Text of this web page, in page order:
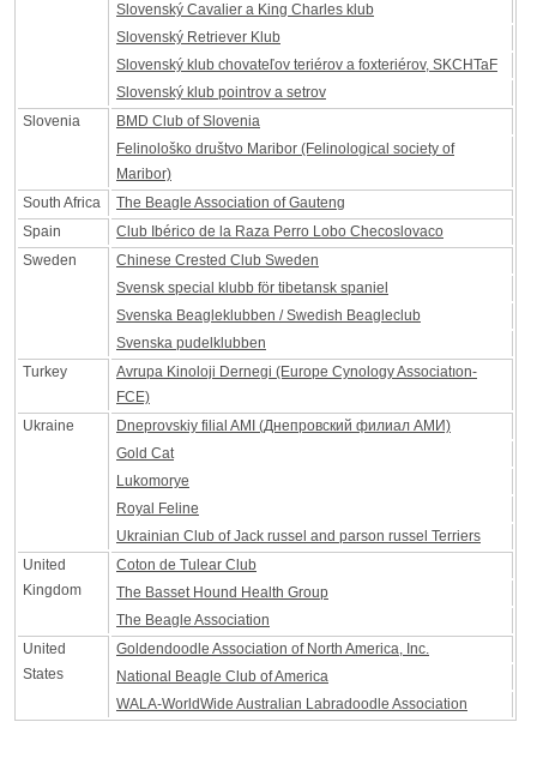
Slovenský Cavalier a King Charles klub
Slovenský Retriever Klub
Slovenský klub chovateľov teriérov a foxteriérov, SKCHTaF
Slovenský klub pointrov a setrov
Slovenia
BMD Club of Slovenia
Felinološko društvo Maribor (Felinological society of
Maribor)
South Africa
The Beagle Association of Gauteng
Spain
Club Ibérico de la Raza Perro Lobo Checoslovaco
Sweden
Chinese Crested Club Sweden
Svensk special klubb för tibetansk spaniel
Svenska Beagleklubben / Swedish Beagleclub
Svenska pudelklubben
Turkey
Avrupa Kinoloji Dernegi (Europe Cynology Associatıon-
FCE)
Ukraine
Dneprovskiy filial AMI (Днепровский филиал АМИ)
Gold Cat
Lukomorye
Royal Feline
Ukrainian Club of Jack russel and parson russel Terriers
United
Kingdom
Coton de Tulear Club
The Basset Hound Health Group
The Beagle Association
United
States
Goldendoodle Association of North America, Inc.
National Beagle Club of America
WALA-WorldWide Australian Labradoodle Association